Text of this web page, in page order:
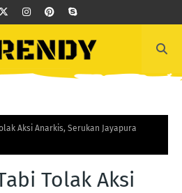
Aksi Anarkis, Serukan Jayapura
Tolak Aksi